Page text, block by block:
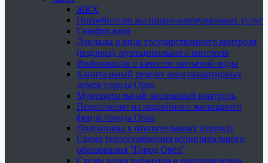
ЖКХ
Потребителю жилищно-коммунальных услуг
Газификация
Доклады о виде государственного контроля
(надзора), муниципального контроля
Информация о качестве питьевой воды
Капитальный ремонт многоквартирных
домов города Орла
Муниципальный жилищный контроль
Переселение из аварийного жилищного
фонда города Орла
Подготовка к отопительному периоду
Схема теплоснабжения муниципального
образования "Город Орёл"
Схемы водоснабжения и водоотведения